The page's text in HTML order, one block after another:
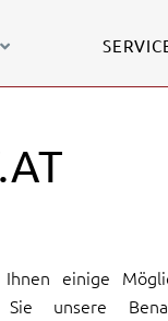
einige
unsere